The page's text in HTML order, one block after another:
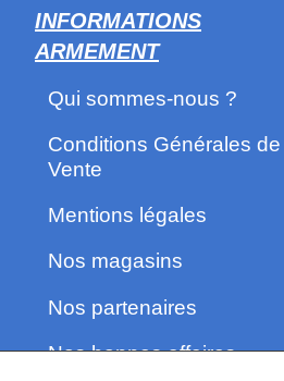
INFORMATIONS
ARMEMENT
Qui sommes-nous ?
Conditions Générales de
Vente
Mentions légales
Nos magasins
Nos partenaires
Nos bonnes affaires